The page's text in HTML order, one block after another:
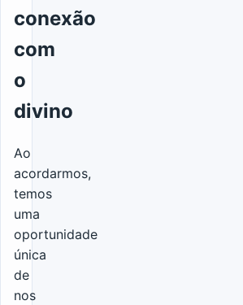
conexão
com
o
divino
Ao
acordarmos,
temos
uma
oportunidade
única
de
nos